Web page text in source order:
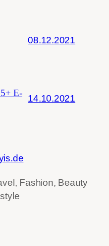
08.12.2021
E-
14.10.2021
Fashion, Beauty